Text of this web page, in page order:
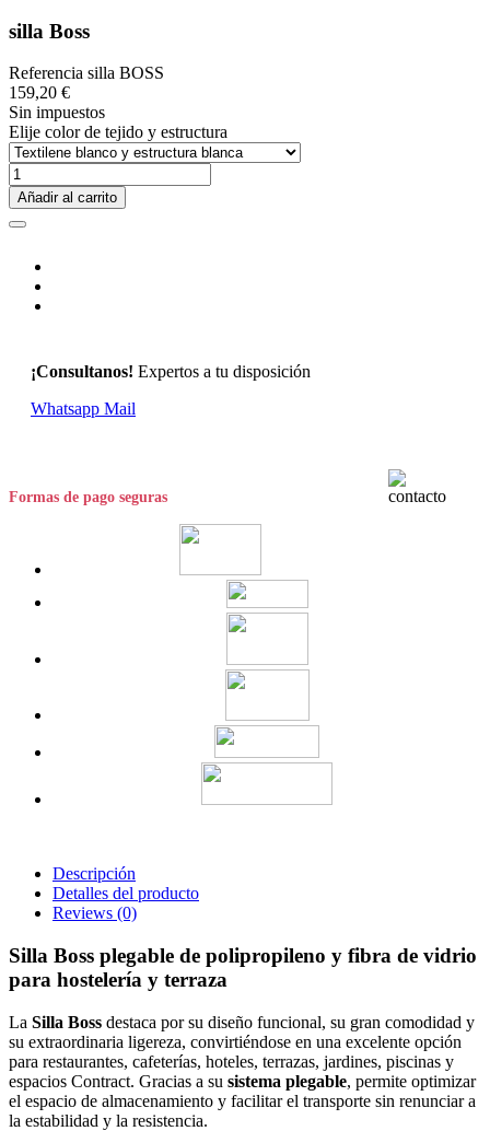
silla Boss
Referencia silla BOSS
159,20 €
Sin impuestos
Elije color de tejido y estructura
Añadir al carrito
¡Consultanos! Expertos a tu disposición
Whatsapp Mail
Formas de pago seguras
Descripción
Detalles del producto
Reviews (0)
Silla Boss plegable de polipropileno y fibra de vidrio
para hostelería y terraza
La Silla Boss destaca por su diseño funcional, su gran comodidad y
su extraordinaria ligereza, convirtiéndose en una excelente opción
para restaurantes, cafeterías, hoteles, terrazas, jardines, piscinas y
espacios Contract. Gracias a su sistema plegable, permite optimizar
el espacio de almacenamiento y facilitar el transporte sin renunciar a
la estabilidad y la resistencia.